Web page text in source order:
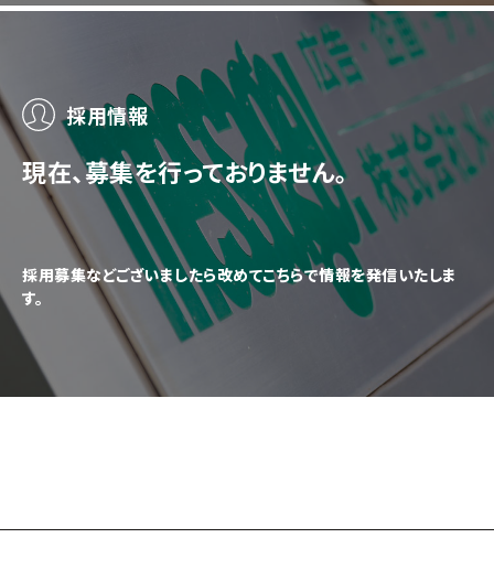
採用情報
現在、募集を行っておりません。
採用募集などございましたら改めてこちらで情報を発信いたしま
す。